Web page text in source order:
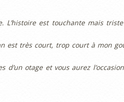
L’histoire est touchante mais
est très court, trop court à mon
otage et vous aurez